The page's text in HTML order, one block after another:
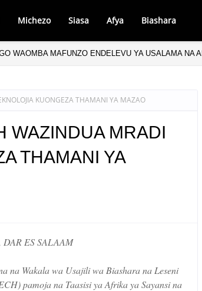
Michezo Siasa Afya Biashara
WAOMBA MAFUNZO ENDELEVU YA USALAMA NA
KUONGEZA THAMANI YA MAZAO
WAZINDUA MRADI
THAMANI YA
ES SALAAM
na Wakala wa Usajili wa Biashara na Leseni
pamoja na Taasisi ya Afrika ya Sayansi na